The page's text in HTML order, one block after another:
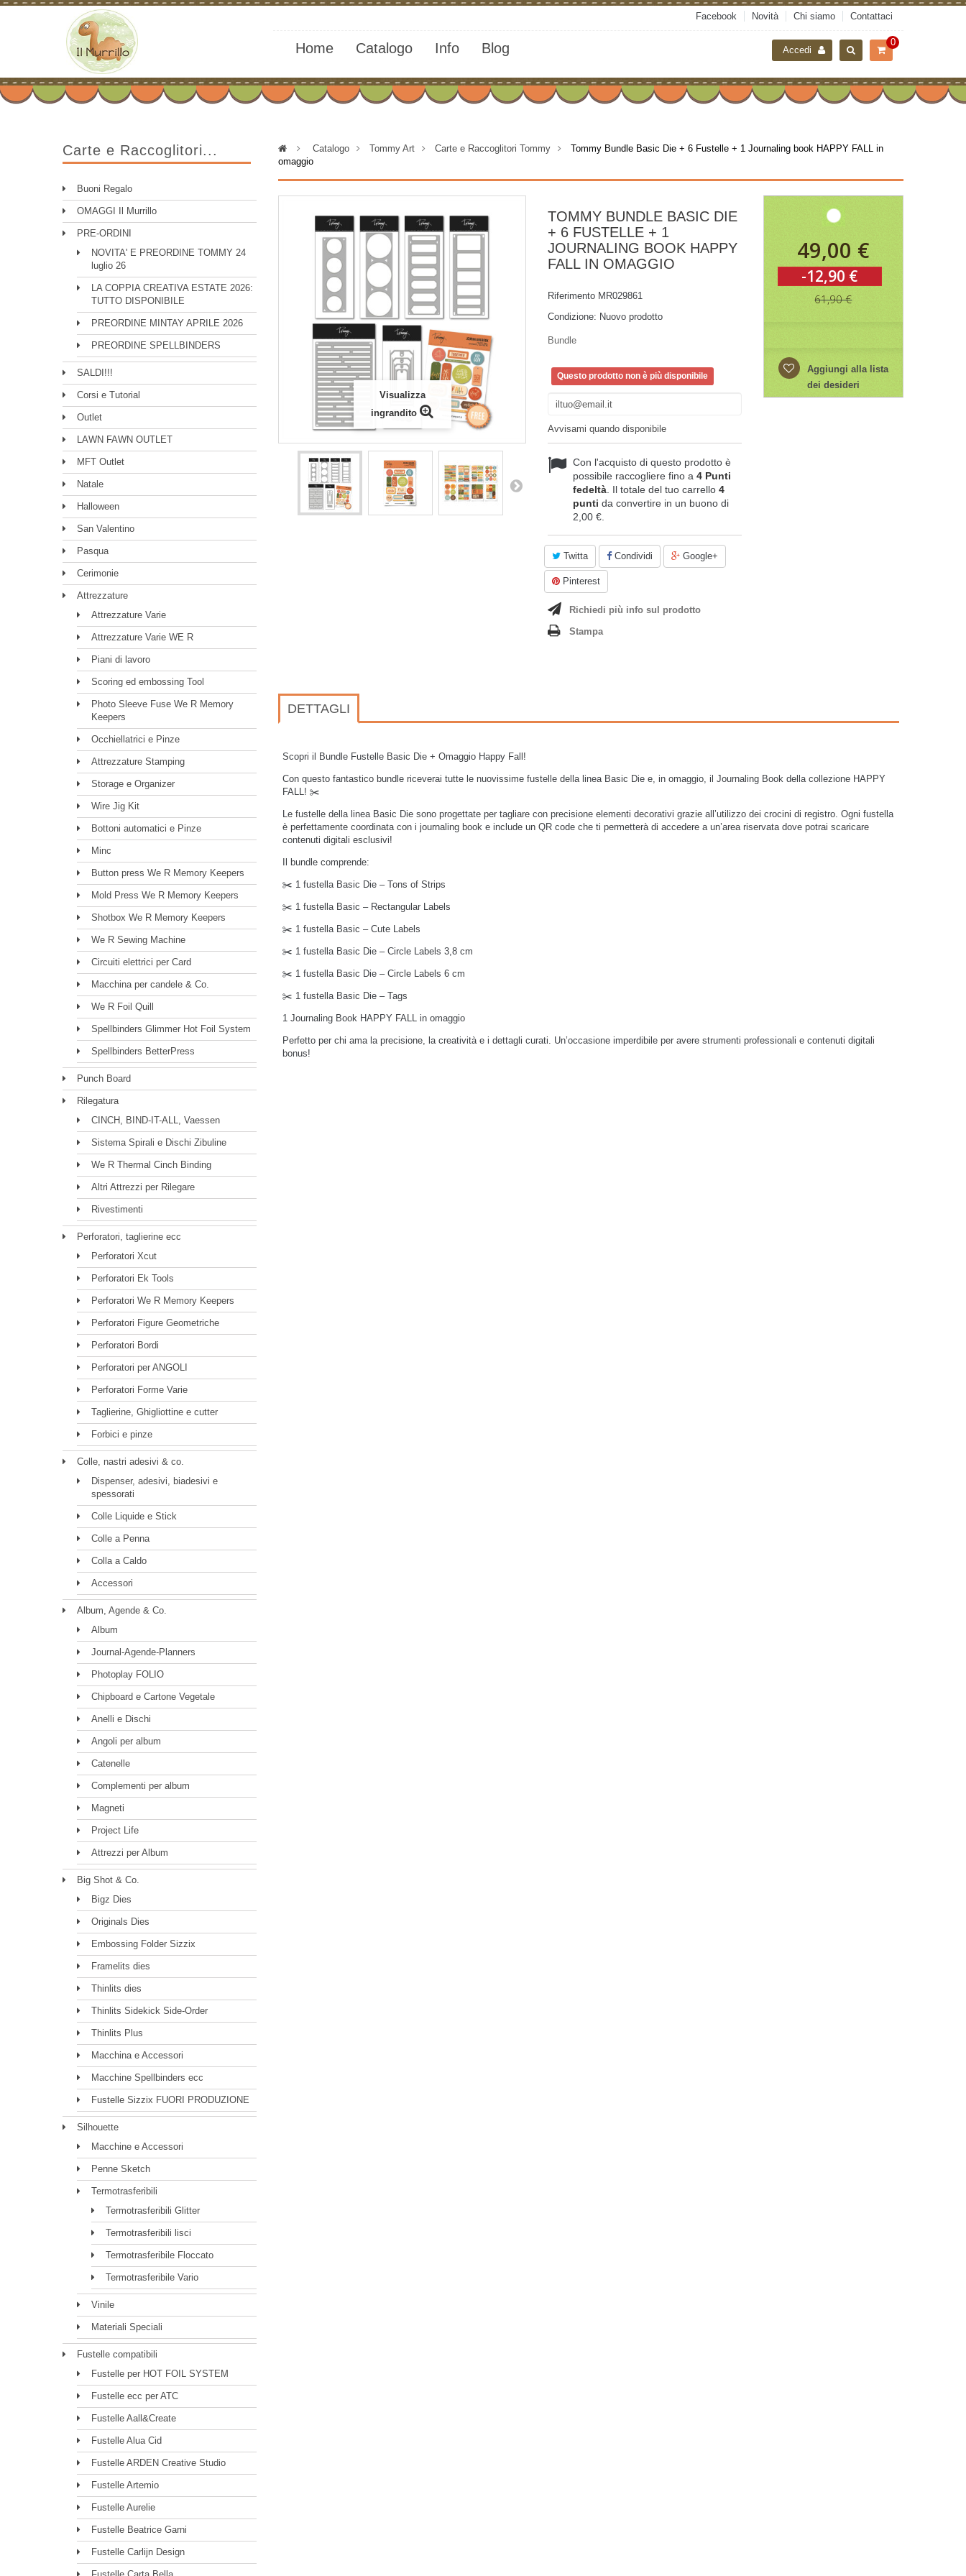
Facebook Novità Chi siamo Contattaci
0
Home Catalogo Info Blog Accedi
Carte e Raccoglitori...
Buoni Regalo
OMAGGI Il Murrillo
PRE-ORDINI
NOVITA' E PREORDINE TOMMY 24
luglio 26
LA COPPIA CREATIVA ESTATE 2026:
TUTTO DISPONIBILE
PREORDINE MINTAY APRILE 2026
PREORDINE SPELLBINDERS
SALDI!!!
Corsi e Tutorial
Outlet
LAWN FAWN OUTLET
MFT Outlet
Natale
Halloween
San Valentino
Pasqua
Cerimonie
Attrezzature
Attrezzature Varie
Attrezzature Varie WE R
Piani di lavoro
Scoring ed embossing Tool
Photo Sleeve Fuse We R Memory
Keepers
Occhiellatrici e Pinze
Attrezzature Stamping
Storage e Organizer
Wire Jig Kit
Bottoni automatici e Pinze
Minc
Button press We R Memory Keepers
Mold Press We R Memory Keepers
Shotbox We R Memory Keepers
We R Sewing Machine
Circuiti elettrici per Card
Macchina per candele & Co.
We R Foil Quill
Spellbinders Glimmer Hot Foil System
Spellbinders BetterPress
Punch Board
Rilegatura
CINCH, BIND-IT-ALL, Vaessen
Sistema Spirali e Dischi Zibuline
We R Thermal Cinch Binding
Altri Attrezzi per Rilegare
Rivestimenti
Perforatori, taglierine ecc
Perforatori Xcut
Perforatori Ek Tools
Perforatori We R Memory Keepers
Perforatori Figure Geometriche
Perforatori Bordi
Perforatori per ANGOLI
Perforatori Forme Varie
Taglierine, Ghigliottine e cutter
Forbici e pinze
Colle, nastri adesivi & co.
Dispenser, adesivi, biadesivi e
spessorati
Colle Liquide e Stick
Colle a Penna
Colla a Caldo
Accessori
Album, Agende & Co.
Album
Journal-Agende-Planners
Photoplay FOLIO
Chipboard e Cartone Vegetale
Anelli e Dischi
Angoli per album
Catenelle
Complementi per album
Magneti
Project Life
Attrezzi per Album
Big Shot & Co.
Bigz Dies
Originals Dies
Embossing Folder Sizzix
Framelits dies
Thinlits dies
Thinlits Sidekick Side-Order
Thinlits Plus
Macchina e Accessori
Macchine Spellbinders ecc
Fustelle Sizzix FUORI PRODUZIONE
Silhouette
Macchine e Accessori
Penne Sketch
Termotrasferibili
Termotrasferibili Glitter
Termotrasferibili lisci
Termotrasferibile Floccato
Termotrasferibile Vario
Vinile
Materiali Speciali
Fustelle compatibili
Fustelle per HOT FOIL SYSTEM
Fustelle ecc per ATC
Fustelle Aall&Create
Fustelle Alua Cid
Fustelle ARDEN Creative Studio
Fustelle Artemio
Fustelle Aurelie
Fustelle Beatrice Garni
Fustelle Carlijn Design
> Catalogo > Tommy Art > Carte e Raccoglitori Tommy >
Tommy Bundle Basic Die + 6 Fustelle + 1 Journaling book HAPPY FALL in
omaggio
Visualizza
ingrandito
TOMMY BUNDLE BASIC DIE
+ 6 FUSTELLE + 1
JOURNALING BOOK HAPPY
FALL IN OMAGGIO
Riferimento MR029861
Condizione: Nuovo prodotto
Bundle
Questo prodotto non è più disponibile
Avvisami quando disponibile
Con l'acquisto di questo prodotto è
possibile raccogliere fino a 4 Punti
fedeltà . Il totale del tuo carrello 4
punti da convertire in un buono di
2,00 €
Twitta Condividi Google+
Pinterest
Richiedi più info sul prodotto
Stampa
49,00 €
-12,90 €
61,90 €
Aggiungi alla lista
dei desideri
DETTAGLI
Scopri il Bundle Fustelle Basic Die + Omaggio Happy Fall!
Con questo fantastico bundle riceverai tutte le nuovissime fustelle della linea Basic Die e, in omaggio, il Journaling Book della collezione HAPPY
FALL! ✂️
Le fustelle della linea Basic Die sono progettate per tagliare con precisione elementi decorativi grazie all’utilizzo dei crocini di registro. Ogni fustella
è perfettamente coordinata con i journaling book e include un QR code che ti permetterà di accedere a un’area riservatadove potrai scaricare
contenuti digitali esclusivi!
Il bundle comprende:
✂️ 1 fustella Basic Die – Tons of Strips
✂️ 1 fustella Basic – Rectangular Labels
✂️ 1 fustella Basic – Cute Labels
✂️ 1 fustella Basic Die – Circle Labels 3,8 cm
✂️ 1 fustella Basic Die – Circle Labels 6 cm
✂️ 1 fustella Basic Die – Tags
1 Journaling Book HAPPY FALL in omaggio
Perfetto per chi ama la precisione, la creatività e i dettagli curati. Un’occasione imperdibile per avere strumenti professionali e contenuti digitali
bonus!